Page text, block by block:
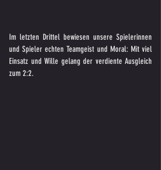
Im letzten Drittel bewiesen unsere Spielerinnen
und Spieler echten Teamgeist und Moral: Mit viel
Einsatz und Wille gelang der verdiente Ausgleich
zum 2:2.